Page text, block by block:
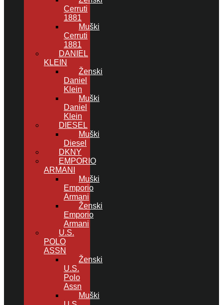
Cerruti
1881
Muški
Cerruti
1881
DANIEL
KLEIN
Ženski
Daniel
Klein
Muški
Daniel
Klein
DIESEL
Muški
Diesel
DKNY
EMPORIO
ARMANI
Muški
Emporio
Armani
Ženski
Emporio
Armani
U.S.
POLO
ASSN
Ženski
U.S.
Polo
Assn
Muški